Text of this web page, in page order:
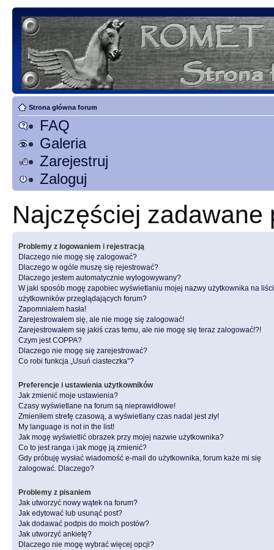
Strona główna forum
FAQ
Galeria
Zarejestruj
Zaloguj
Najczęściej zadawane
Problemy z logowaniem i rejestracją
Dlaczego nie mogę się zalogować?
Dlaczego w ogóle muszę się rejestrować?
Dlaczego jestem automatycznie wylogowywany?
W jaki sposób mogę zapobiec wyświetlaniu mojej nazwy użytkownika na
użytkowników przeglądających forum?
Zapomniałem hasła!
Zarejestrowałem się, ale nie mogę się zalogować!
Zarejestrowałem się jakiś czas temu, ale nie mogę się teraz zalogować!?!
Czym jest COPPA?
Dlaczego nie mogę się zarejestrować?
Co robi funkcja „Usuń ciasteczka”?
Preferencje i ustawienia użytkowników
Jak zmienić moje ustawienia?
Czasy wyświetlane na forum są nieprawidłowe!
Zmieniłem strefę czasową, a wyświetlany czas nadal jest zły!
My language is not in the list!
Jak mogę wyświetlić obrazek przy mojej nazwie użytkownika?
Co to jest ranga i jak mogę ją zmienić?
Gdy próbuję wysłać wiadomość e-mail do użytkownika, forum każe mi się
zalogować. Dlaczego?
Problemy z pisaniem
Jak utworzyć nowy wątek na forum?
Jak edytować lub usunąć post?
Jak dodawać podpis do moich postów?
Jak utworzyć ankietę?
Dlaczego nie mogę wybrać więcej opcji?